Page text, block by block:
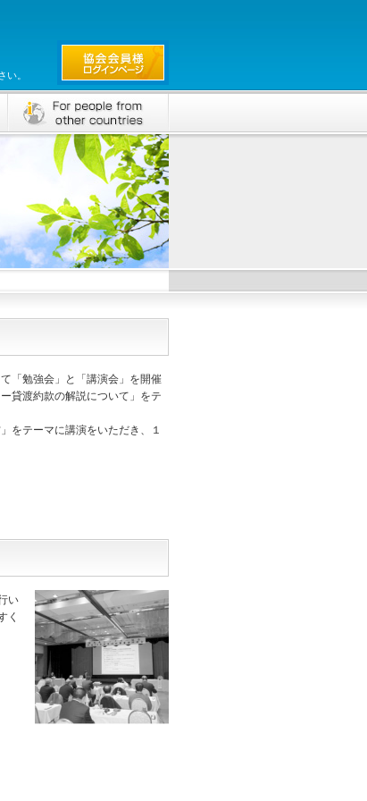
。
「勉強会」と「講演会」を開催
貸渡約款の解説について」をテ
をテーマに講演をいただき、１
い
く